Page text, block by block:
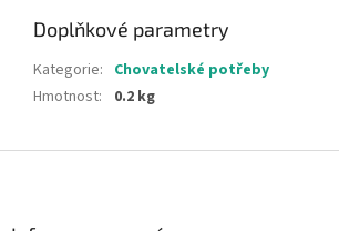
Doplňkové parametry
Kategorie: Chovatelské potřeby
Hmotnost: 0.2 kg